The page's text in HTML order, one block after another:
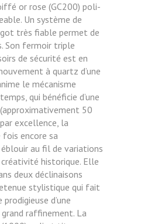
or rose (GC200) poli-
Un système de
très fiable permet de
Son fermoir triple
de sécurité est en
à quartz d’une
le mécanisme
qui bénéficie d’une
50
excellence, la
encore sa
au fil de variations
historique. Elle
deux déclinaisons
stylistique qui fait
d’une
grand raffinement. La